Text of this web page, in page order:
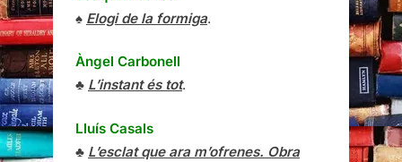
♠ Elogi de la formiga.
Àngel Carbonell
♣ L’instant és tot.
Lluís Casals
♣ L’esclat que ara m’ofrenes. Obra